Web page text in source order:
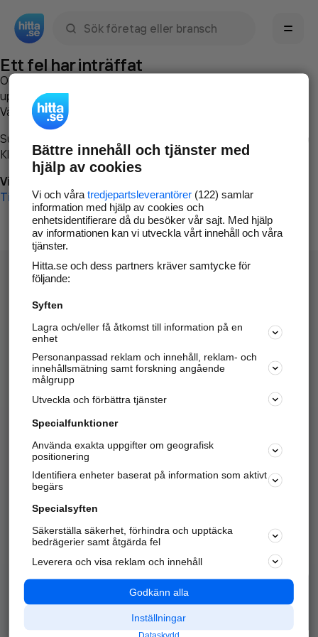
Ett fel har inträffat
Om du vill kan du
uppstod så att vi lättare och snabbare kan avhjälpa det.
Vänligen försök med följande:
Surfa till
Klicka påTillbaka-knappen i webbläsaren och försök igen
Vi beklagar besväret!
Till startsidan
Hitta.se - Gratis nummerupplysning.
Sök företag, personer och platser.
Hitta telefonnummer, adresser, företagsinfo mm.
Marknadsför företaget
Kom igång och annonsera mot
samarbetspartners nära dig.
Alla kategorier
Populära sökningar
API & Kartor
Annonsera
Integritet
Nödnummer
Bättre innehåll och tjänster med
hjälp av cookies
Vi och våra tredjepartsleverantörer(122) samlar
information med hjälp av cookies och
enhetsidentifierare då du besöker vår sajt. Med hjälp
av informationen kan vi utveckla vårt innehåll och våra
tjänster.
Hitta.se och dess partners kräver samtycke för
följande:
Syften
Lagra och/eller få åtkomst till information på en
enhet
Personanpassad reklam och innehåll, reklam- och
innehållsmätning samt forskning angående
målgrupp
Utveckla och förbättra tjänster
Specialfunktioner
Använda exakta uppgifter om geografisk
positionering
Identifiera enheter baserat på information som aktivt
begärs
Specialsyften
Säkerställa säkerhet, förhindra och upptäcka
bedrägerier samt åtgärda fel
Leverera och visa reklam och innehåll
Godkänn alla
Inställningar
Dataskydd